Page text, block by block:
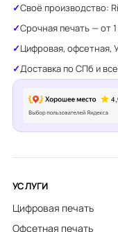
Своё производство:
Срочная печать — от
Цифровая, офсетная,
Доставка по СПб и
УСЛУГИ
Цифровая печать
Офсетная печать